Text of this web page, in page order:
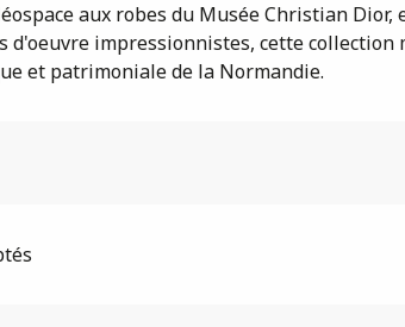
aux robes du Musée Christian
d'oeuvre impressionnistes, cette
et patrimoniale de la Normandie.